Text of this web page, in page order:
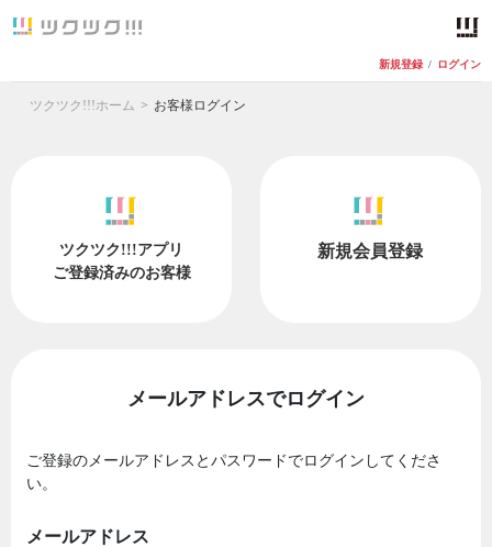
新規登録 / ログイン
ツクツク!!!ホーム お客様ログイン
ツクツク!!!アプリ
ご登録済みのお客様
新規会員登録
メールアドレスでログイン
ご登録のメールアドレスとパスワードでログインしてくださ
い。
メールアドレス